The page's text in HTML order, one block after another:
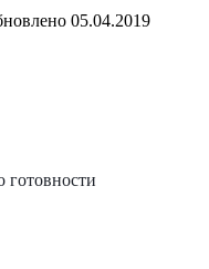
05.04.2019
готовности